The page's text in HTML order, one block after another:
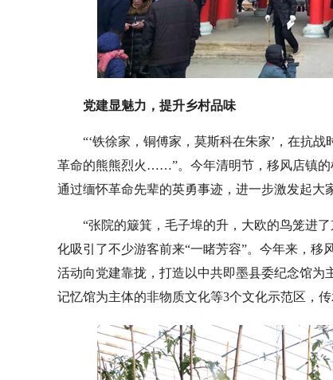
党建显魅力，提升乡村品味
“‘铁徐家，铜傅家，莫斯科在朱家’，在抗
革命的熊熊烈火……”。今年清明节，移风店镇的
通过缅怀革命先辈的英勇事迹，进一步激发起大
“张院的簸箕，毛子埠的升，大欧的鸟笼进
化吸引了不少游客前来“一睹芳容”。今年来，
活动向党建靠拢，打造以中共即墨县委纪念馆
记忆馆为主体的非物质文化等3个文化示范区，